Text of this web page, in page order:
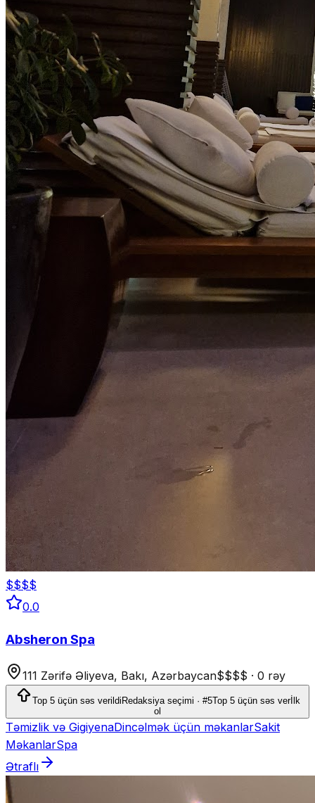
$$$$
0.0
Absheron Spa
111 Zərifə Əliyeva, Bakı, Azərbaycan$$$$ · 0 rəy
Top 5 üçün səs verildiRedaksiya seçimi · #5Top 5 üçün səs verİlk
ol
Təmizlik və GigiyenaDincəlmək üçün məkanlarSakit
MəkanlarSpa
Ətraflı